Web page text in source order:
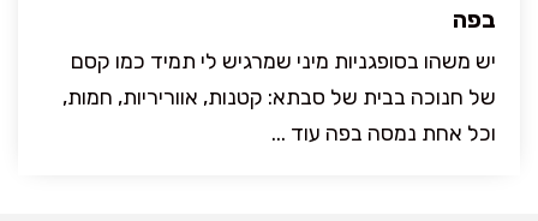
בפה
יש משהו בסופגניות מיני שמרגיש לי תמיד כמו קסם
של חנוכה בבית של סבתא: קטנות, אווריריות, חמות,
וכל אחת נמסה בפה עוד ...